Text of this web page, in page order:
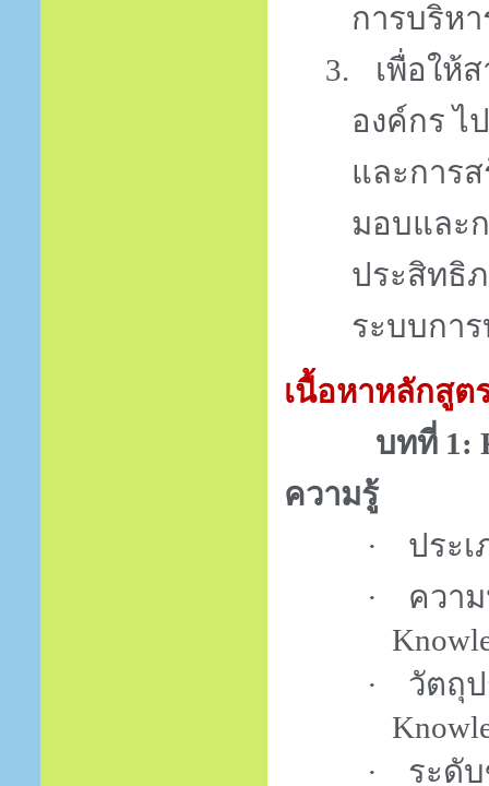
การบริห
3.
เพื่อให้
องค์กร ไ
และการ
มอบและ
ประสิทธิ
ระบบกา
เนื้อหาหลักสูต
บทที่ 1:
ความรู้
·
ประ
·
ควา
·
วัตถุ
·
ระดั